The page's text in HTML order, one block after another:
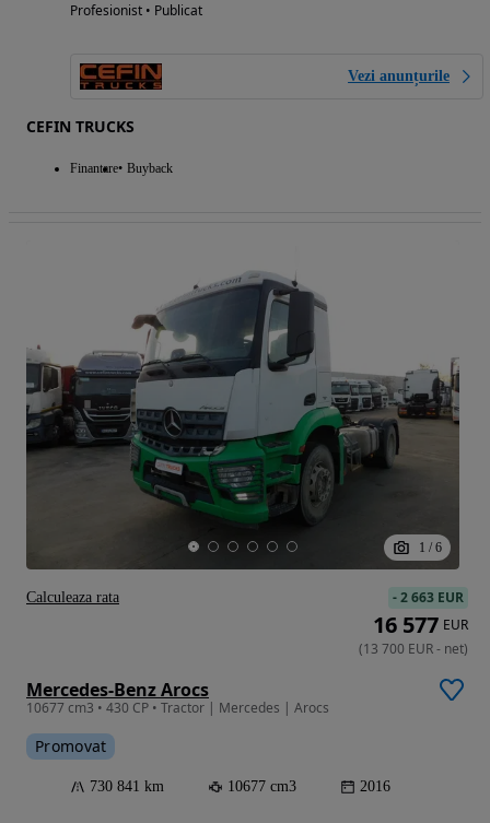
Profesionist • Publicat
Vezi anunțurile
CEFIN TRUCKS
Finantare Buyback
1 / 6
Mercedes-Benz Arocs
10677 cm3 • 430 CP • Tractor | Mercedes | Arocs
Promovat
730 841 km 10677 cm3 2016
-2 663 EUR
16 577 EUR
(13 700 EUR- net)
Calculeaza rata